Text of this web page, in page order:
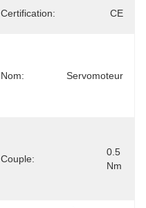
Certification: CE
Nom: Servomoteur
Couple:
0.5
Nm